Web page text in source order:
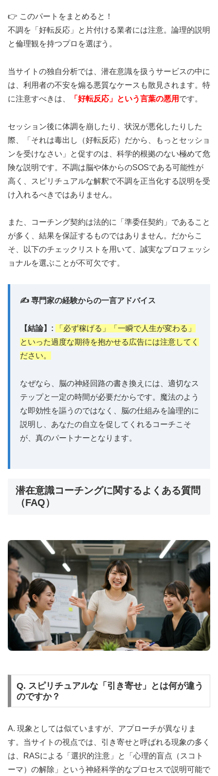
🌊 サトリ式省エネマーケティング講座
🎯「狩猟型」から 「農業型」集客 へ転換
📊押し売りなしで効率的な 5つの方法
⏰約 36分 の集中講義形式
毎日のSNS投稿で疲れた方必見。仕掛けを用
意して待つ「漁業型」、種をまいて育てる
「農業型」の集客法で省エネ起業を実現でき
無料ウェビナーに参加
📚Amazon 個人成功論1位 獲得書籍
💰 完全 無料 ・期間限定配布中
⏰約 30分 で読める実践的内容
36歳でFIRE達成した著者が、お金のスピリ
👉 このパートをまとめると！
不調を「好転反応」と片付ける業者には注意。論理的説明
と倫理観を持つプロを選ぼう。
当サイトの独自分析では、潜在意識を扱うサービスの中に
は、利用者の不安を煽る悪質なケースも散見されます。特
に注意すべきは、
「好転反応」という言葉の悪用 です。
セッション後に体調を崩したり、状況が悪化したりした
際、「それは毒出し（好転反応）だから、もっとセッショ
ンを受けなさい」と促すのは、科学的根拠のない極めて危
険な説明です。不調は脳や体からのSOSである可能性が
高く、スピリチュアルな解釈で不調を正当化する説明を受
け入れるべきではありません。
また、コーチング契約は法的に「準委任契約」であること
が多く、結果を保証するものではありません。だからこ
そ、以下のチェックリストを用いて、誠実なプロフェッシ
ョナルを選ぶことが不可欠です。
✍️ 専門家の経験からの一言アドバイス
【結論】:
「必ず稼げる」「一瞬で人生が変わる」
といった過度な期待を抱かせる広告には注意してく
ださい。
なぜなら、脳の神経回路の書き換えには、適切なス
テップと一定の時間が必要だからです。魔法のよう
な即効性を謳うのではなく、脳の仕組みを論理的に
説明し、あなたの自立を促してくれるコーチこそ
が、真のパートナーとなります。
潜在意識コーチングに関するよくある質問
（FAQ）
Q. スピリチュアルな「引き寄せ」とは何が違う
のですか？
A. 現象としては似ていますが、アプローチが異なりま
す。当サイトの視点では、引き寄せと呼ばれる現象の多く
は、RASによる「選択的注意」と「心理的盲点（スコト
ーマ）の解除」という神経科学的なプロセスで説明可能で